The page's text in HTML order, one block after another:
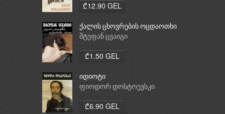
₾12.90 GEL
ქალის ცხოვრების ოცდაოთხი
საათი
შტეფან ცვაიგი
₾1.50 GEL
იდიოტი
ფიოდორ დოსტოევსკი
₾6.90 GEL